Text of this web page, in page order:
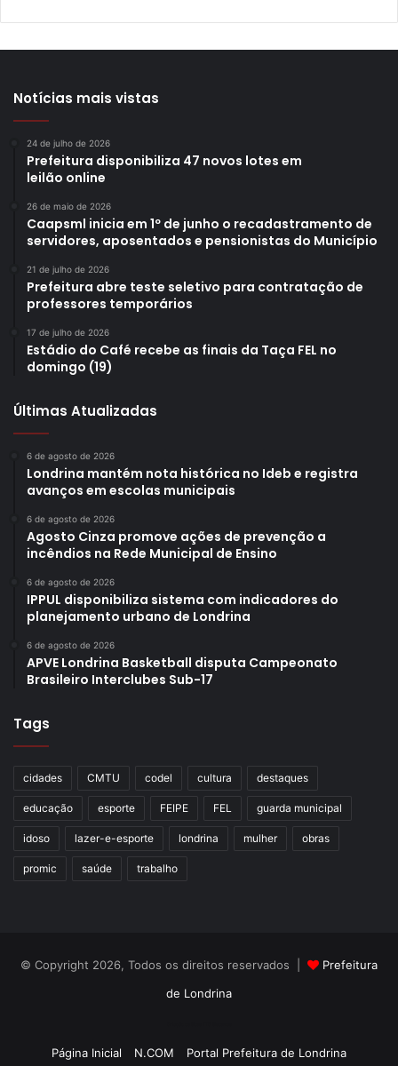
Notícias mais vistas
24 de julho de 2026
Prefeitura disponibiliza 47 novos lotes em
leilão online
26 de maio de 2026
Caapsml inicia em 1º de junho o recadastramento de
servidores, aposentados e pensionistas do Município
21 de julho de 2026
Prefeitura abre teste seletivo para contratação de
professores temporários
17 de julho de 2026
Estádio do Café recebe as finais da Taça FEL no
domingo (19)
Últimas Atualizadas
6 de agosto de 2026
Londrina mantém nota histórica no Ideb e registra
avanços em escolas municipais
6 de agosto de 2026
Agosto Cinza promove ações de prevenção a
incêndios na Rede Municipal de Ensino
6 de agosto de 2026
IPPUL disponibiliza sistema com indicadores do
planejamento urbano de Londrina
6 de agosto de 2026
APVE Londrina Basketball disputa Campeonato
Brasileiro Interclubes Sub-17
Tags
cidades CMTU codel cultura destaques
educação esporte FEIPE FEL guarda municipal
idoso lazer-e-esporte londrina mulher obras
promic saúde trabalho
© Copyright 2026, Todos os direitos reservados |
Prefeitura
de Londrina
Página Inicial N.COM Portal Prefeitura de Londrina